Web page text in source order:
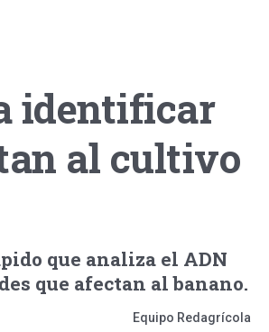
identificar
al cultivo
que analiza el ADN
que afectan al banano.
Equipo Redagrícola